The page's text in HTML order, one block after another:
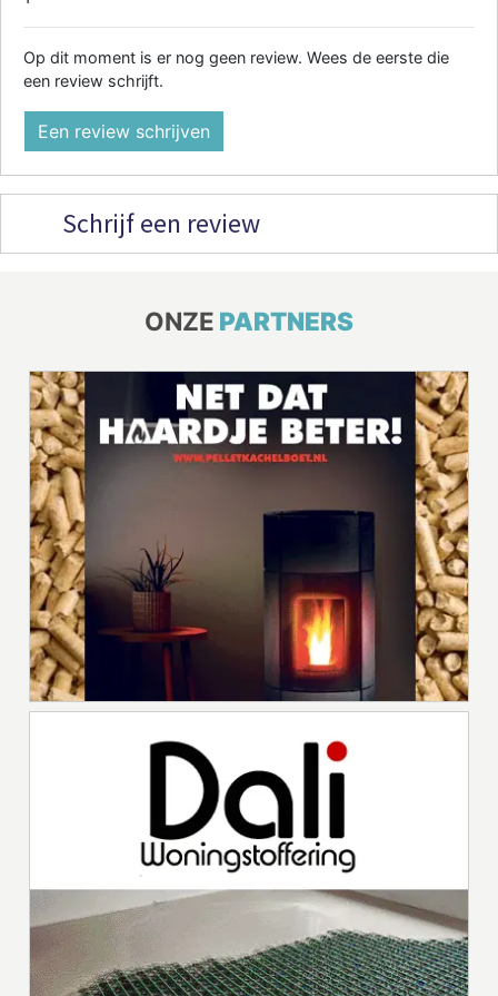
Op dit moment is er nog geen review. Wees de eerste die
een review schrijft.
Een review schrijven
Schrijf een review
ONZE PARTNERS